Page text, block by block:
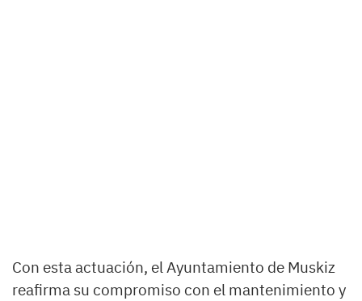
Con esta actuación, el Ayuntamiento de Muskiz
reafirma su compromiso con el mantenimiento y